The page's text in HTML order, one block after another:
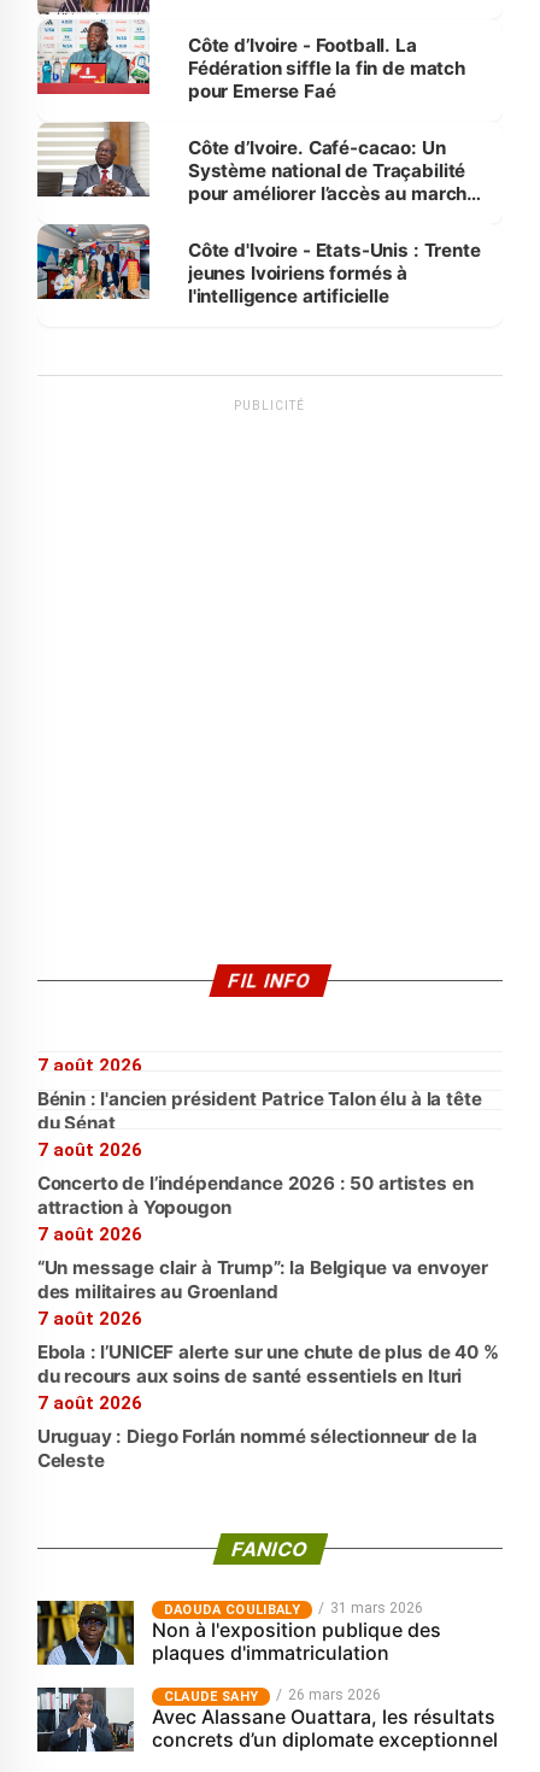
Côte d’Ivoire - Football. La
Fédération siffle la fin de match
pour Emerse Faé
Côte d’Ivoire. Café-cacao: Un
Système national de Traçabilité
pour améliorer l’accès au marché
Côte d'Ivoire - Etats-Unis : Trente
jeunes Ivoiriens formés à
l'intelligence artificielle
PUBLICITÉ
FIL INFO
7 août 2026
Bénin : l'ancien président Patrice Talon élu à la tête
du Sénat
7 août 2026
Concerto de l’indépendance 2026 : 50 artistes en
attraction à Yopougon
7 août 2026
“Un message clair à Trump”: la Belgique va envoyer
des militaires au Groenland
7 août 2026
Ebola : l’UNICEF alerte sur une chute de plus de 40 %
du recours aux soins de santé essentiels en Ituri
7 août 2026
Uruguay : Diego Forlán nommé sélectionneur de la
Celeste
FANICO
‎DAOUDA COULIBALY 31 mars 2026
Non à l'exposition publique des
plaques d'immatriculation
CLAUDE SAHY 26 mars 2026
Avec Alassane Ouattara, les résultats
concrets d’un diplomate exceptionnel